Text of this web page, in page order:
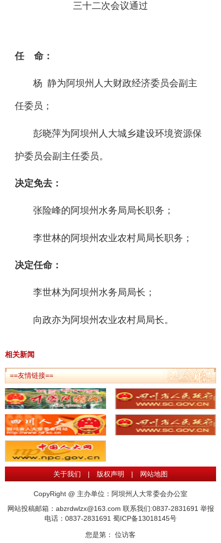
三十二次会议通过
任 命：
杨 静为阿坝州人大财政经济委员会副主
任委员；
彭晓萍为阿坝州人大城乡建设环境资源保
护委员会副主任委员。
决定免去：
张险峰的阿坝州水务局局长职务；
李世林的阿坝州农业农村局局长职务；
决定任命：
李世林为阿坝州水务局局长 ；
向政亦为阿坝州农业农村局局长。
相关新闻
==友情链接==
关于我们 | 版权声明 | 网站地图
CopyRight @ 主办单位：阿坝州人大常委会办公室
网站投稿邮箱：abzrdwlzx@163.com 联系我们:0837-2831691 举报
电话：0837-2831691 蜀ICP备13018145号
您是第： 位访客